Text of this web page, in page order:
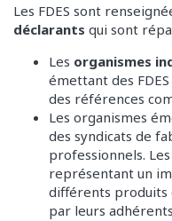
Les FDES sont
déclarants qui sont
Les organismes
émettant des
des références
Les organismes
des syndicats de
professionnels.
représentant un
différents produits
par leurs